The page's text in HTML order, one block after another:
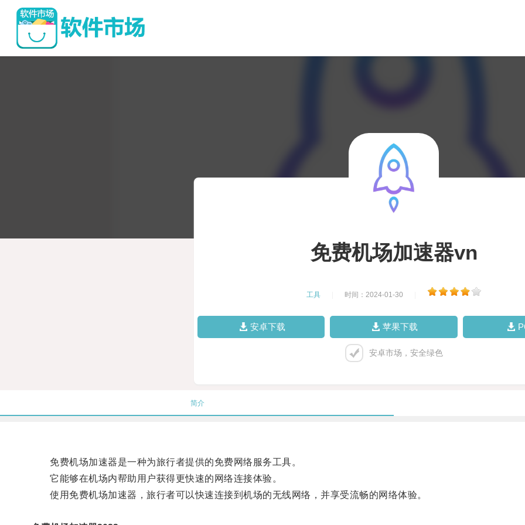
免费机场加速器vn
工具 时间：2024-01-30
安卓下载 苹果下载
安卓市场，安全绿色
简介
免费机场加速器是一种为旅行者提供的免费网络服务工具。
它能够在机场内帮助用户获得更快速的网络连接体验。
使用免费机场加速器，旅行者可以快速连接到机场的无线网络，并享受流畅的网络体验。